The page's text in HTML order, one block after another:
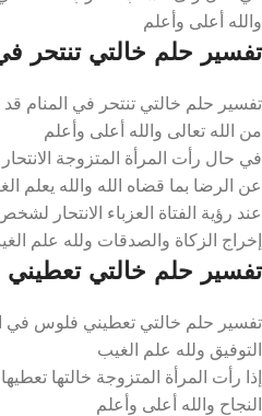
والله أعلى وأعلم
تفسير حلم خالتي تنتحر
تفسير حلم خالتي تنتحر في المنام
من الله تعالى والله أعلى وأعلم
في حال رأت المرأة المتزوجة
عن الرضا بما قضاه الله والله يعلم
عند رؤية الفتاة العزباء الانتحار
إخراج الزكاة والصدقات ولله علم
تفسير حلم خالتي
تفسير حلم خالتي تعطيني فلوس في
التوفيق ولله علم الغيب
إذا رأت المرأة المتزوجة خالتها
النجاح والله أعلى وأعلم